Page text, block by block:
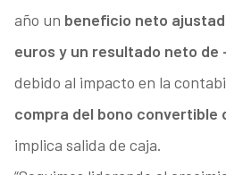
año un beneficio neto
euros y un resultado neto de
debido al impacto en la
compra del bono convertible
implica salida de caja.